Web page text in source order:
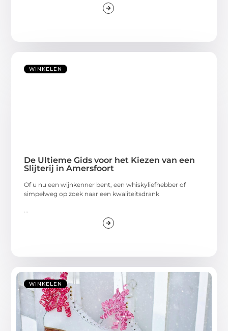
WINKELEN
De Ultieme Gids voor het Kiezen van een
Slijterij in Amersfoort
Of u nu een wijnkenner bent, een whiskyliefhebber of
simpelweg op zoek naar een kwaliteitsdrank
WINKELEN